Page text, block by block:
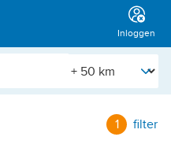
Inloggen
[Straal]
1 filter